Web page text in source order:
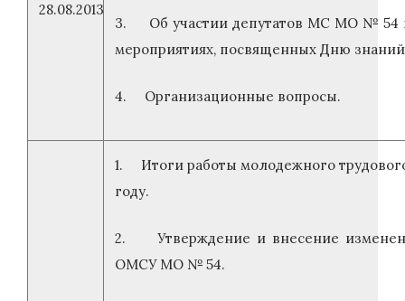
28.08.2013
3. Об участии депутатов МС МО № 54
мероприятиях, посвященных Дню
4. Организационные вопросы.
1. Итоги работы молодежного трудового
году.
2. Утверждение и внесение
ОМСУ МО № 54.